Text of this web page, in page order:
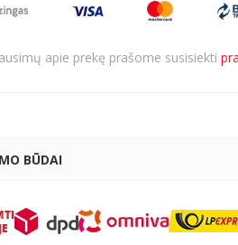
apie prekę prašome susisiekti
BŪDAI